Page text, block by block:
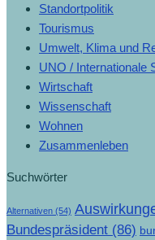
Standortpolitik
Tourismus
Umwelt, Klima und
UNO / Internationale
Wirtschaft
Wissenschaft
Wohnen
Zusammenleben
Suchwörter
Alternativen (54)
Bundespräsident (86)